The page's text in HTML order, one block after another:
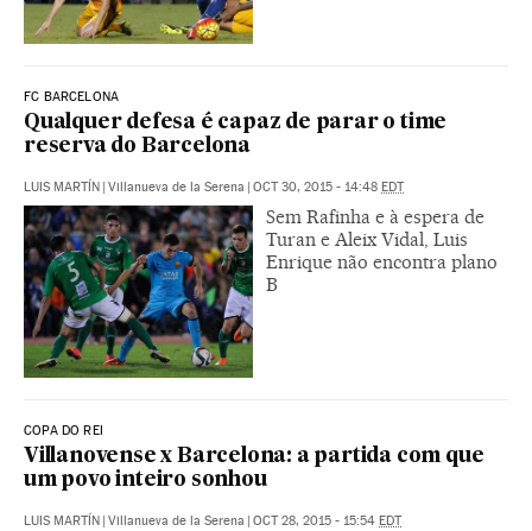
FC BARCELONA
Qualquer defesa é capaz de parar o time
reserva do Barcelona
LUIS MARTÍN | Villanueva de la Serena | OCT 30, 2015 - 14:48 EDT
Sem Rafinha e à espera de
Turan e Aleix Vidal, Luis
Enrique não encontra plano
B
COPA DO REI
Villanovense x Barcelona: a partida com que
um povo inteiro sonhou
LUIS MARTÍN | Villanueva de la Serena | OCT 28, 2015 - 15:54 EDT